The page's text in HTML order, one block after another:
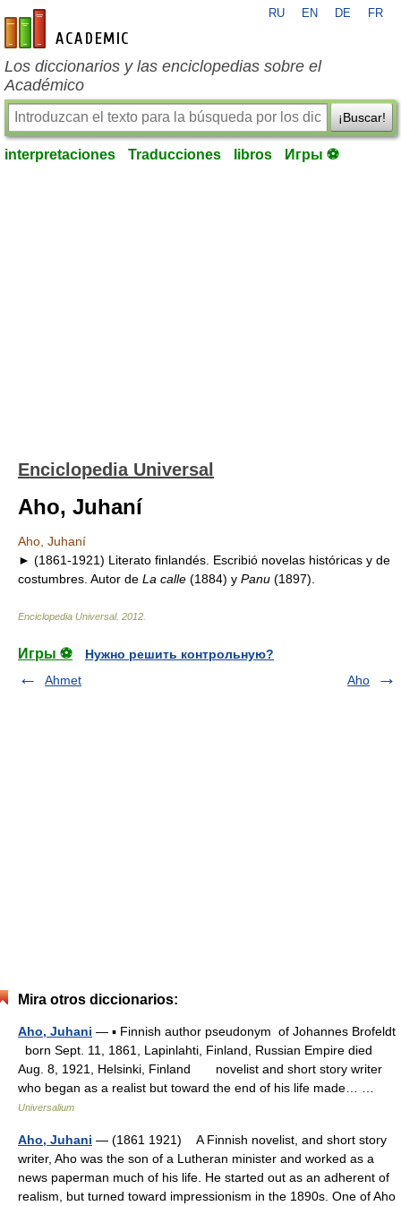
es-academic.com
RU EN DE FR
Los diccionarios y las enciclopedias sobre el
Académico
¡Buscar!
interpretaciones Traducciones libros Игры ⚽
Enciclopedia Universal
Aho, Juhaní
Aho, Juhaní
► (1861-1921) Literato finlandés. Escribió novelas históricas y de
costumbres. Autor de La calle (1884) y Panu (1897).
Enciclopedia Universal. 2012
Игры ⚽
Нужно решить контрольную?
Ahmet
Aho
Mira otros diccionarios:
Aho, Juhani — ▪ Finnish author pseudonym of Johannes Brofeldt
born Sept. 11, 1861, Lapinlahti, Finland, Russian Empire died
Aug. 8, 1921, Helsinki, Finland novelist and short story writer
who began as a realist but toward the end of his life made… …
Universalium
Aho, Juhani — (1861 1921) A Finnish novelist, and short story
writer, Aho was the son of a Lutheran minister and worked as a
news paperman much of his life. He started out as an adherent of
realism, but turned toward impressionism in the 1890s. One of Aho